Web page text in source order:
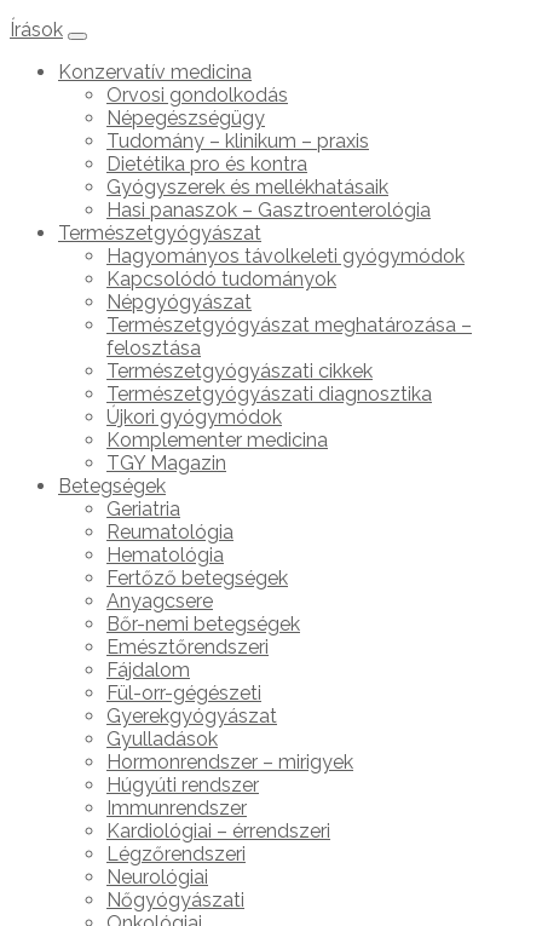
Írások
Konzervatív medicina
Orvosi gondolkodás
Népegészségügy
Tudomány – klinikum – praxis
Dietétika pro és kontra
Gyógyszerek és mellékhatásaik
Hasi panaszok – Gasztroenterológia
Természetgyógyászat
Hagyományos távolkeleti gyógymódok
Kapcsolódó tudományok
Népgyógyászat
Természetgyógyászat meghatározása –
felosztása
Természetgyógyászati cikkek
Természetgyógyászati diagnosztika
Újkori gyógymódok
Komplementer medicina
TGY Magazin
Betegségek
Geriatria
Reumatológia
Hematológia
Fertőző betegségek
Anyagcsere
Bőr-nemi betegségek
Emésztőrendszeri
Fájdalom
Fül-orr-gégészeti
Gyerekgyógyászat
Gyulladások
Hormonrendszer – mirigyek
Húgyúti rendszer
Immunrendszer
Kardiológiai – érrendszeri
Légzőrendszeri
Neurológiai
Nőgyógyászati